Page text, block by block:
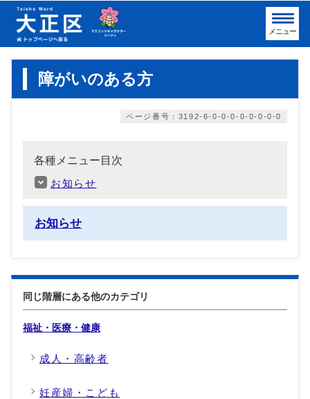
メニュー
障がいのある方
ページ番号：3192-6-0-0-0-0-0-0-0-0
各種メニュー目次
お知らせ
お知らせ
同じ階層にある他のカテゴリ
福祉・医療・健康
成人・高齢者
妊産婦・こども